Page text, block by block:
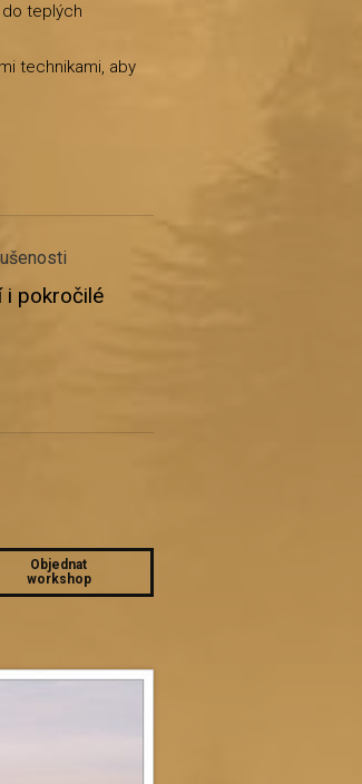
teplých
technikami, aby
i pokročilé
Objednat
workshop